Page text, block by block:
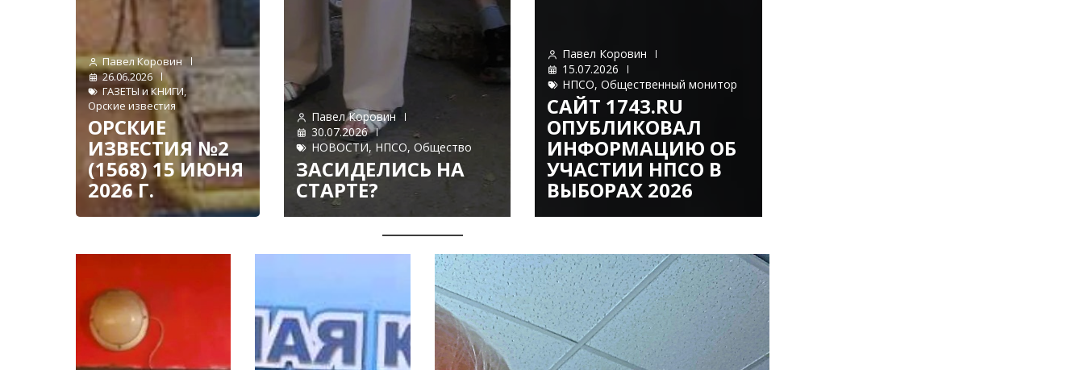
Павел Коровин
26.06.2026
ГАЗЕТЫ и КНИГИ,
Орские известия
ОРСКИЕ
ИЗВЕСТИЯ №2
(1568) 15 ИЮНЯ
2026 Г.
Павел Коровин
30.07.2026
НОВОСТИ, НПСО, Общество
ЗАСИДЕЛИСЬ НА
СТАРТЕ?
Павел Коровин
15.07.2026
НПСО,Общественный монитор
САЙТ 1743.RU
ОПУБЛИКОВАЛ
ИНФОРМАЦИЮ ОБ
УЧАСТИИ НПСО В
ВЫБОРАХ 2026